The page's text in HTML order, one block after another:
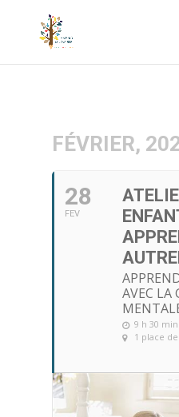
FÉVRIER,
28
FEV
AVEC LA
9 h 30
1 place